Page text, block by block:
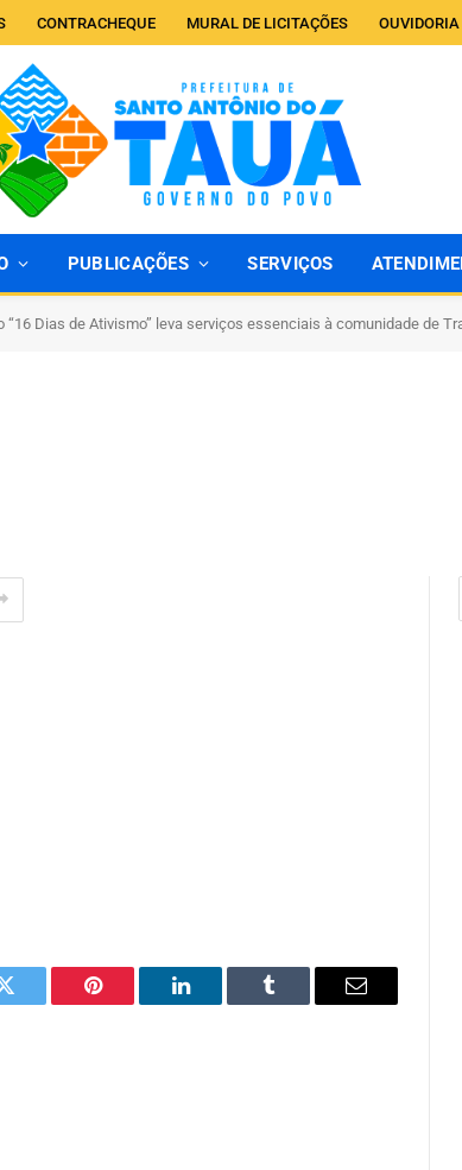
CONTRACHEQUE MURAL DE LICITAÇÕES OUVIDORIA
PUBLICAÇÕES SERVIÇOS
“16 Dias de Ativismo” leva serviços essenciais à comunidade de
Twitter Pinterest LinkedIn Tumblr Email